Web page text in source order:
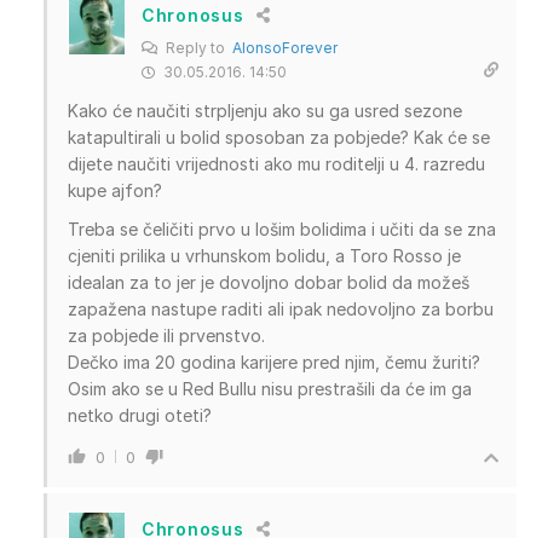
Chronosus
Reply to AlonsoForever
30.05.2016. 14:50
Kako će naučiti strpljenju ako su ga usred sezone
katapultirali u bolid sposoban za pobjede? Kak će se
dijete naučiti vrijednosti ako mu roditelji u 4. razredu
kupe ajfon?
Treba se čeličiti prvo u lošim bolidima i učiti da se zna
cjeniti prilika u vrhunskom bolidu, a Toro Rosso je
idealan za to jer je dovoljno dobar bolid da možeš
zapažena nastupe raditi ali ipak nedovoljno za borbu
za pobjede ili prvenstvo.
Dečko ima 20 godina karijere pred njim, čemu žuriti?
Osim ako se u Red Bullu nisu prestrašili da će im ga
netko drugi oteti?
0 0
Chronosus